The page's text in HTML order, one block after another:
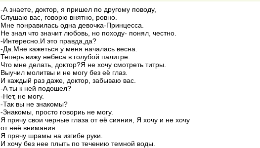
-А знаете, доктор, я пришел по другому поводу,
Слушаю вас, говорю внятно, ровно.
Мне понравилась одна девочка-Принцесса.
Не знал что значит любовь, но походу- понял, честно.
-Интересно.И это правда,да?
-Да.Мне кажеться у меня началась весна.
Теперь вижу небеса в голубой палитре.
Что мне делать, доктор?Я не хочу смотреть титры.
Выучил молитвы и не могу без её глаз.
И каждый раз даже, доктор, забываю вас.
-А ты к ней подошел?
-Нет, не могу.
-Так вы не знакомы?
-Знакомы, просто говориь не могу.
Я прячу свои черные глаза от её сияния, Я хочу и не хочу
от неё внимания.
Я прячу шрамы на изгибе руки.
И хочу без нее плыть по течению темной воды.